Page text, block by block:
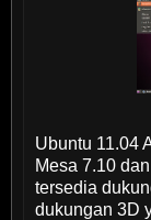
Ubuntu 11.04
Mesa 7.10
tersedia
dukungan 3D